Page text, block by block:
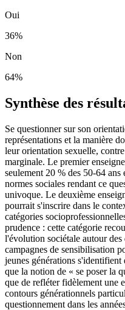
Oui
36%
Non
64%
Synthèse des
Se questionner sur son
représentations et la manière
leur orientation sexuelle,
marginale. Le premier
seulement 20 % des 50-64
normes sociales rendant ce
univoque. Le deuxième
pourrait s'inscrire dans le
catégories
prudence : cette catégorie
l'évolution sociétale autour
campagnes de sensibilisation
jeunes générations
que la notion de « se poser la
que de refléter fidèlement une
contours générationnels
questionnement dans les